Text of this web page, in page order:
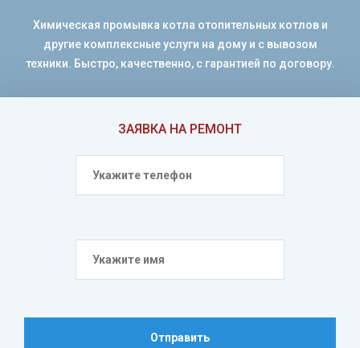
ЗАЯВКА НА РЕМОНТ
Отправить
Химическая промывка котла отопительных котлов и
другие комплексные услуги на дому и с вывозом
техники. Быстро, качественно, с гарантией по договору.